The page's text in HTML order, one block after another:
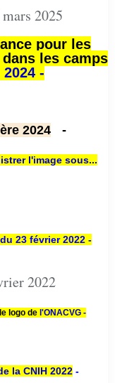
2025
pour les
les camps
-
2024 -
l'image sous...
du 23 février 2022 -
2022
logo de l'ONACVG -
la CNIH 2022 -